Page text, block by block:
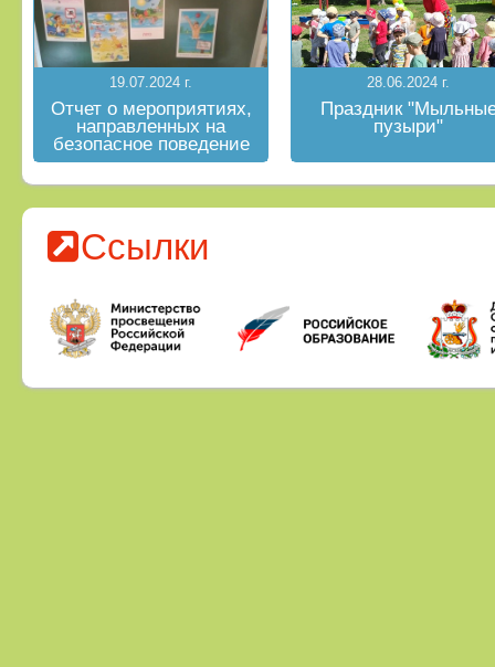
19.07.2024 г.
Отчет о мероприятиях,
направленных на
безопасное поведение
на водных объектах в
летний период
28.06.2024 г.
Праздник
пузыри"
Ссылки